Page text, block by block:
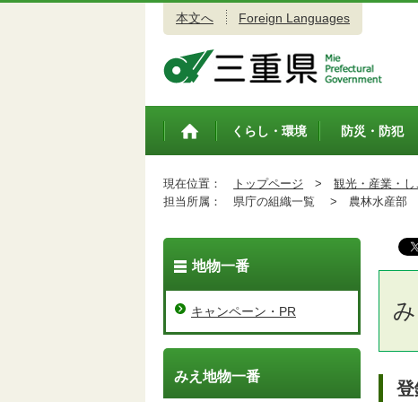
本文へ Foreign Languages
トップペ
くらし・環境 防災・防犯
現在位置： トップページ > 観光・産業・し
担当所属：
県庁の組織一覧 > 農林水産
登
地物一番
キャンペーン・PR
みえ地物一番